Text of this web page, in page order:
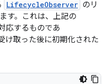
LifecycleObserver のリ
す。これは、上記の
応するものであ
け取った後に初期化された